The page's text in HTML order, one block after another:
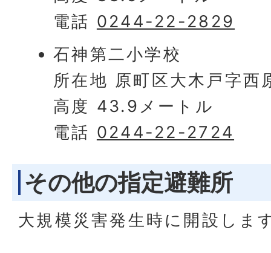
電話 0244-22-2829
石神第二小学校
所在地 原町区大木戸字西
高度 43.9メートル
電話 0244-22-2724
その他の指定避難所
大規模災害発生時に開設しま